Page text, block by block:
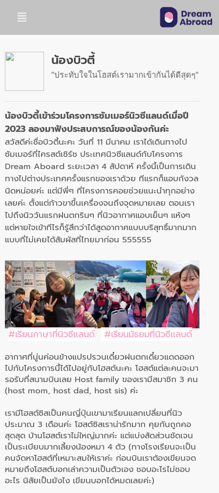
น้องบิวตี้
ประทับใจในโฮสต์เรามากเข้ากันได้ดีสุดๆ
น้องบิวตี้เข้าร่วมโครงการซัมเมอร์นิวซีแลนด์เมื่อปี
2023 ลองมาฟังประสบการณ์ของน้องกันค่ะ
สวัสดีค่ะชื่อบิวตี้นะคะ วันที่ 11 มีนาคม เราได้เดินทางไป
ซัมเมอร์ที่ไครสต์เชิร์ช ประเทศนิวซีแลนด์กับโครงการ
Dream Aboard ระยะเวลา 4 สัปดาห์ ครั้งนี้เป็นการเดิน
ทางไปต่างประเทศครั้งแรกของเราด้วย ทีแรกก็แอบกังวล
นิดหน่อยค่ะ แต่มีพี่ๆ ที่โครงการคอยช่วยแนะนำทุกอย่าง
เลยค่ะ ตั้งแต่ก้าวขาขึ้นเครื่องจนถึงจุดหมายเลย ตอนเรา
ไปถึงนิววันแรกฝนตกรินๆ ที่นิวอากาศแอบเย็นๆ แห้งๆ
แต่หายใจเข้าทีไรก็รู้สึกว่าได้สูดอากาศแบบบริสุทธิ์มากมาก
แบบที่ไม่เคยได้สัมผัสที่ไทยมาก่อน 555555
#เรียนภาษาที่นิวซีแลนด์ #เรียนมัธยมที่นิวซีแลนด์
อากาศที่นู่นค่อนข้างแปรปรวนเดี๋ยวฝนตกเดี๋ยวแดดออก
ไปกับโครงการนี้ได้ไปอยู่กับโฮสต์นะคะ โฮสต์แต่ละคนจะมา
รอรับที่สนามบินเลย Host family ของเรามีสมาชิก 3 คน
(host mom, host dad, host sis) ค่ะ
เรามีโฮสต์ซิสเป็นคนญี่ปุ่นเขามาเรียนแลกเปลี่ยนที่นิว
ประมาณ 3 เดือนค่ะ โฮสต์ซิสเราน่ารักมาก คุยกันถูกคอ
สุดสุด บ้านโฮสต์เราไม่ใหญ่มากค่ะ แต่แบ่งสัดส่วนชัดเจน
เป็นระเบียบมากเลี้ยงน้องหมา 4 ตัว (ทางโรงเรียนจะเป็น
คนจัดหาโฮสต์ที่เหมาะสมให้เราค่ะ ก่อนบินเราต้องเขียนจด
หมายถึงโฮสต์บอกเล่าความเป็นตัวเอง ชอบอะไรไม่ชอบ
อะไร นิสัยเป็นยังไง เขียนบอกได้หมดเลยค่ะ)